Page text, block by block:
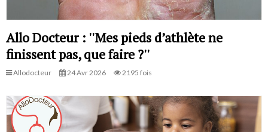
Allo Docteur : ''Mes pieds d’athlète ne
finissent pas, que faire ?''
Allodocteur 24 Avr 2026 2195 fois